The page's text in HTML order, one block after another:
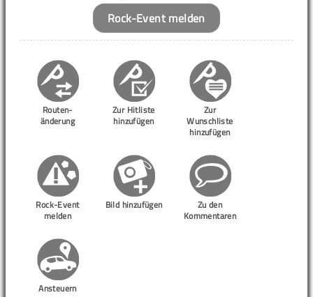
Rock-Event melden
Routen-
änderung
Zur Hitliste
hinzufügen
Zur
Wunschliste
hinzufügen
Rock-Event
melden
Bild hinzufügen
Zu den
Kommentaren
Ansteuern